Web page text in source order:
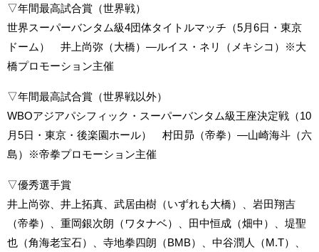
▽年間最高試合賞（世界戦）
世界スーパーバンタム級4団体タイトルマッチ（5月6日・東京
ドーム） 井上尚弥（大橋）―ルイス・ネリ（メキシコ）※大
橋プロモーション主催
▽年間最高試合賞（世界戦以外）
WBOアジアパシフィック・スーパーバンタム級王座決定戦（10
月5日・東京・後楽園ホール） 村田昴（帝拳）―山崎海斗（六
島）※帝拳プロモーション主催
▽優秀選手賞
井上尚弥、井上拓真、武居由樹（いずれも大橋）、岩田翔吉
（帝拳）、重岡銀次朗（ワタナベ）、田中恒成（畑中）、堤聖
也（角海老宝石）、寺地拳四朗（BMB）、中谷潤人（M.T）、